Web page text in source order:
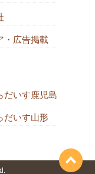
・広告掲載
だいす鹿児島
だいす山形